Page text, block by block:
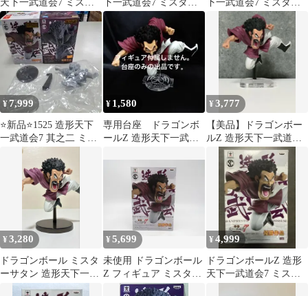
天下一武道会7 ミスタ
ー・サタン フィギュ
ア 未開封
下一武道会7 ミスタ
ー・サタン フィギュア
下一武道会7 ミスタ
ー・サタン フィギュア
¥7,999
⭐新品⭐1525 造形天下
一武道会7 其之二 ミス
ター・サタン 2種セッ
¥ 1,580
専用台座 ドラゴンボ
ールZ 造形天下一武道
¥3,777
【美品】ドラゴンボー
ルZ 造形天下一武道会7
ミスター・サタン クリ
アスタンド付
¥3,280
ドラゴンボール ミスタ
ーサタン 造形天下一武
道会 フィギュア
¥5,699
未使用 ドラゴンボール
Z フィギュア ミスター
サタン SCultures BIG 造
¥4,999
ドラゴンボールZ 造形
天下一武道会7 ミスタ